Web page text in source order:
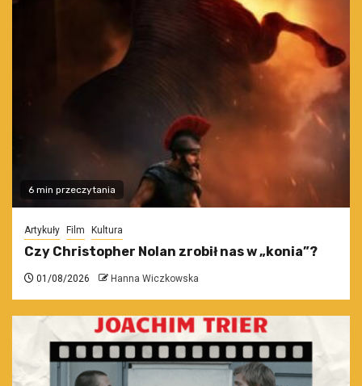
6 min przeczytania
Artykuły Film Kultura
Czy Christopher Nolan zrobił nas w „konia”?
01/08/2026 Hanna Wiczkowska